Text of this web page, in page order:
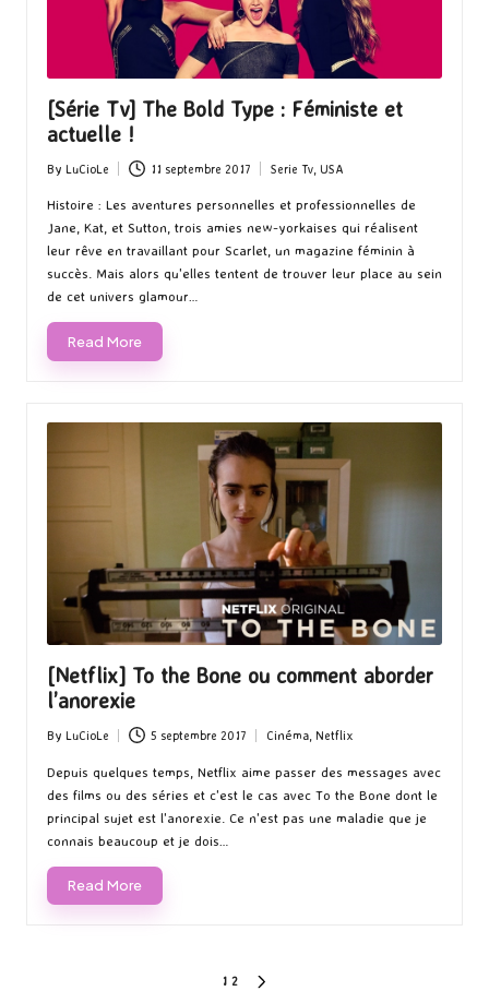
[Série Tv] The Bold Type : Féministe et
actuelle !
Posted
by
By LuCioLe 11 septembre 2017
Posted
in
Serie Tv, USA
Histoire : Les aventures personnelles et professionnelles de
Jane, Kat, et Sutton, trois amies new-yorkaises qui réalisent
leur rêve en travaillant pour Scarlet, un magazine féminin à
succès. Mais alors qu'elles tentent de trouver leur place au sein
de cet univers glamour…
Read More
[Netflix] To the Bone ou comment aborder
l’anorexie
Posted
by
By LuCioLe 5 septembre 2017
Posted
in
Cinéma, Netflix
Depuis quelques temps, Netflix aime passer des messages avec
des films ou des séries et c'est le cas avec To the Bone dont le
principal sujet est l'anorexie. Ce n'est pas une maladie que je
connais beaucoup et je dois…
Read More
1 2